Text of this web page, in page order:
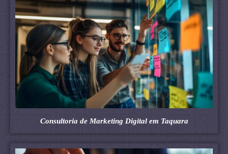
Consultoria de Marketing Digital em Taquara